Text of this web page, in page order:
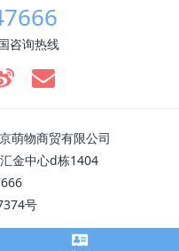
咨询热线
萌物商贸有限公司
金中心d栋1404
号